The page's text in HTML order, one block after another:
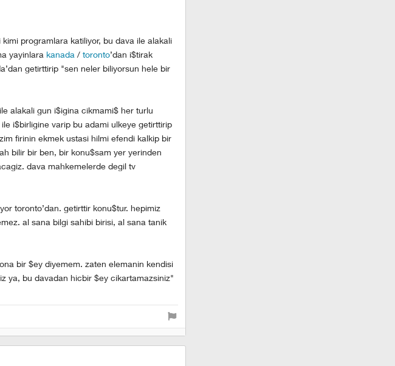
programlara katiliyor, bu dava ile alakali
yayinlara kanada / toronto’dan i$tirak
getirttirip "sen neler biliyorsun hele bir
alakali gun i$igina cikmami$ her turlu
i$birligine varip bu adami ulkeye getirttirip
firinin ekmek ustasi hilmi efendi kalkip bir
bilir bir ben, bir konu$sam yer yerinden
dava mahkemelerde degil tv
toronto’dan. getirttir konu$tur. hepimiz
al sana bilgi sahibi birisi, al sana tanik
bir $ey diyemem. zaten elemanin kendisi
ya, bu davadan hicbir $ey cikartamazsiniz"